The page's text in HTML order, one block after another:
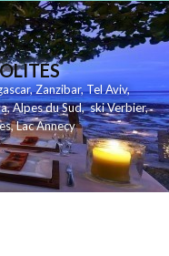
,Zanzibar,Tel Aviv,
,Alpes du Sud,ski Verbier,
,Lac Annecy